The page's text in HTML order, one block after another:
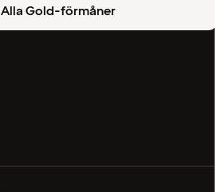
Alla Gold-förmåner